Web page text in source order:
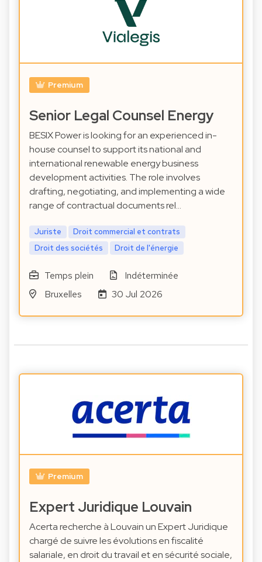
Premium
Senior Legal Counsel Energy
BESIX Power is looking for an experienced in-
house counsel to support its national and
international renewable energy business
development activities. The role involves
drafting, negotiating, and implementing a wide
range of contractual documents rel…
Juriste
Droit commercial et contrats
Droit des sociétés
Droit de l'énergie
Temps plein
Indéterminée
Bruxelles
30 Jul 2026
Premium
Expert Juridique Louvain
Acerta recherche à Louvain un Expert Juridique
chargé de suivre les évolutions en fiscalité
salariale, en droit du travail et en sécurité sociale,